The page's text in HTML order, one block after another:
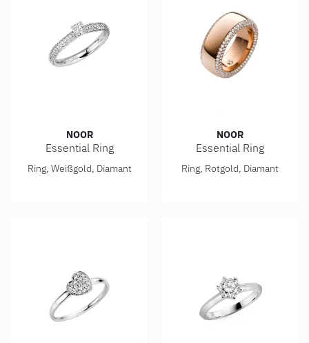
NOOR
Essential Ring
Noor Essential Ring, Ref: 15240-005-W7
Ring, Weißgold, Diamant
NOOR
Essential Ring
Noor Essential Ring, Ref:
Ring, Rotgold, Diamant